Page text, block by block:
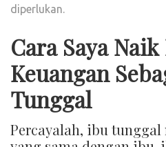
diperlukan.
Cara Saya
Keuangan
Tunggal
Percayalah, ibu